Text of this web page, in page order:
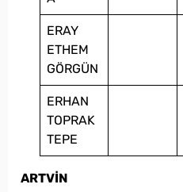
ERAY
ETHEM
GÖRGÜN
ERHAN
TOPRAK
TEPE
ARTVİN